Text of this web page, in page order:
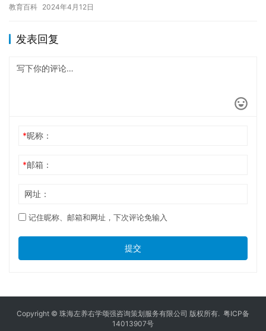
教育百科 2024年4月12日
发表回复
*昵称：
*邮箱：
网址：
记住昵称、邮箱和网址，下次评论免输入
提交
Copyright © 珠海左养右学颂强咨询策划服务有限公司 版权所有. 粤ICP备
14013907号